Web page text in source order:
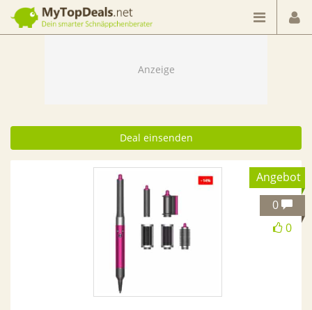
Dein smarter Schnäppchenberater
Deal einsenden
Angebot
0
0